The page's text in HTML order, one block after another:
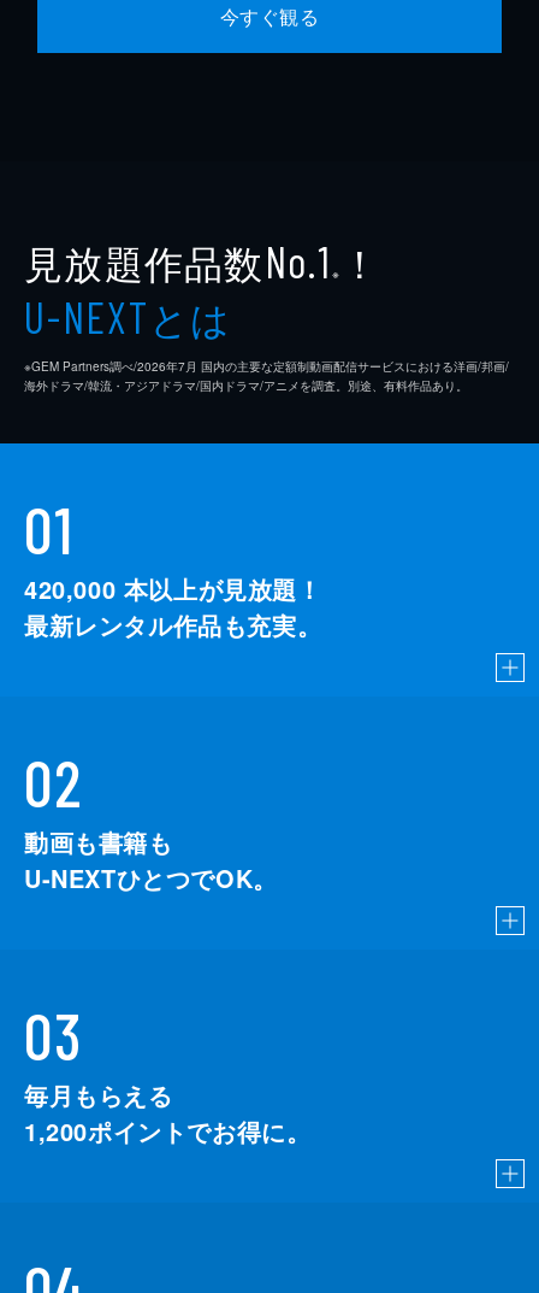
今すぐ観る
見放題作品数No.1 ※ ！
U-NEXTとは
※GEM Partners調べ/2026年7⽉ 国内の主要な定額制動画配信サービスにおける洋画/邦画/
海外ドラマ/韓流・アジアドラマ/国内ドラマ/アニメを調査。別途、有料作品あり。
01
420,000 本以上が見放題！
最新レンタル作品も充実。
02
動画も書籍も
U-NEXTひとつでOK。
03
毎月もらえる
1,200ポイントでお得に。